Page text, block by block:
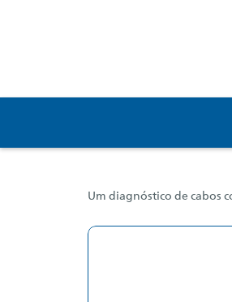
Um diagnóstico de cabos